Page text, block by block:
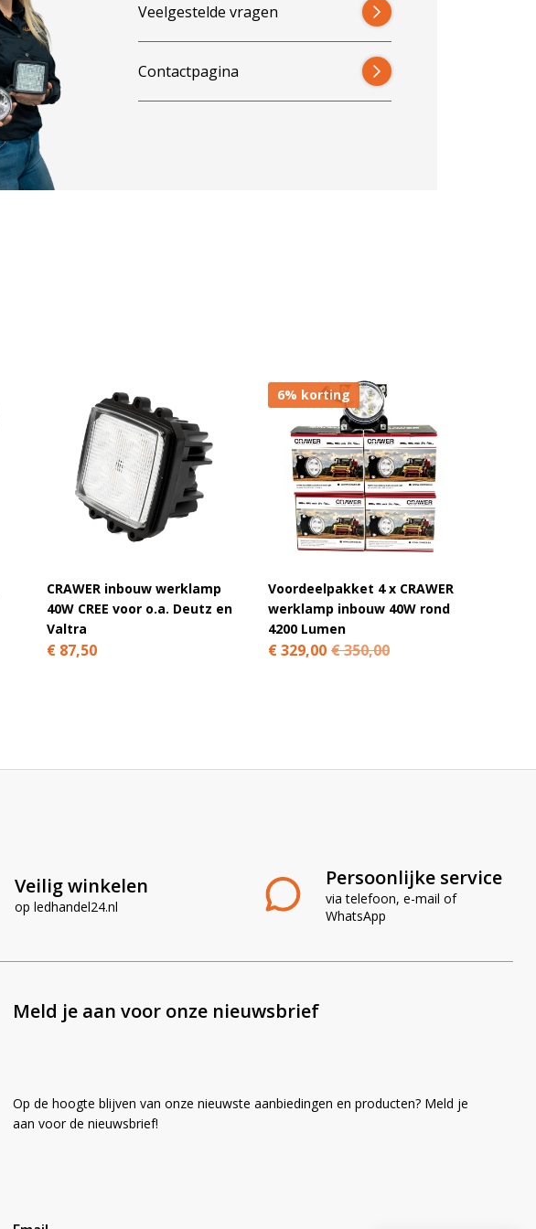
Veelgestelde vragen
Contactpagina
CRAWER inbouw werklamp
40W CREE voor o.a. Deutz en
Valtra
€ 87,50
6% korting
Voordeelpakket 4 x CRAWER
werklamp inbouw 40W rond
4200 Lumen
€ 329,00 € 350,00
Veilig winkelen
op ledhandel24.nl
Persoonlijke service
via telefoon, e-mail of
WhatsApp
Meld je aan voor onze nieuwsbrief
Op de hoogte blijven van onze nieuwste aanbiedingen en producten? Meld je
aan voor de nieuwsbrief!